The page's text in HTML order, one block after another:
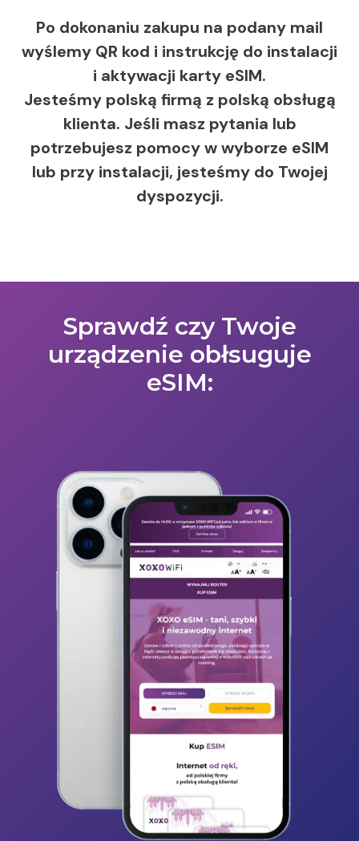
Po dokonaniu zakupu na podany mail
wyślemy QR kod i instrukcję do instalacji
i aktywacji karty eSIM.
Jesteśmy polską firmą z polską obsługą
klienta. Jeśli masz pytania lub
potrzebujesz pomocy w wyborze eSIM
lub przy instalacji, jesteśmy do Twojej
dyspozycji.
Sprawdź czy Twoje
urządzenie obłsuguje
eSIM: